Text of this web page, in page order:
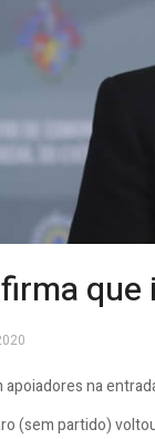
na
(sem partido)